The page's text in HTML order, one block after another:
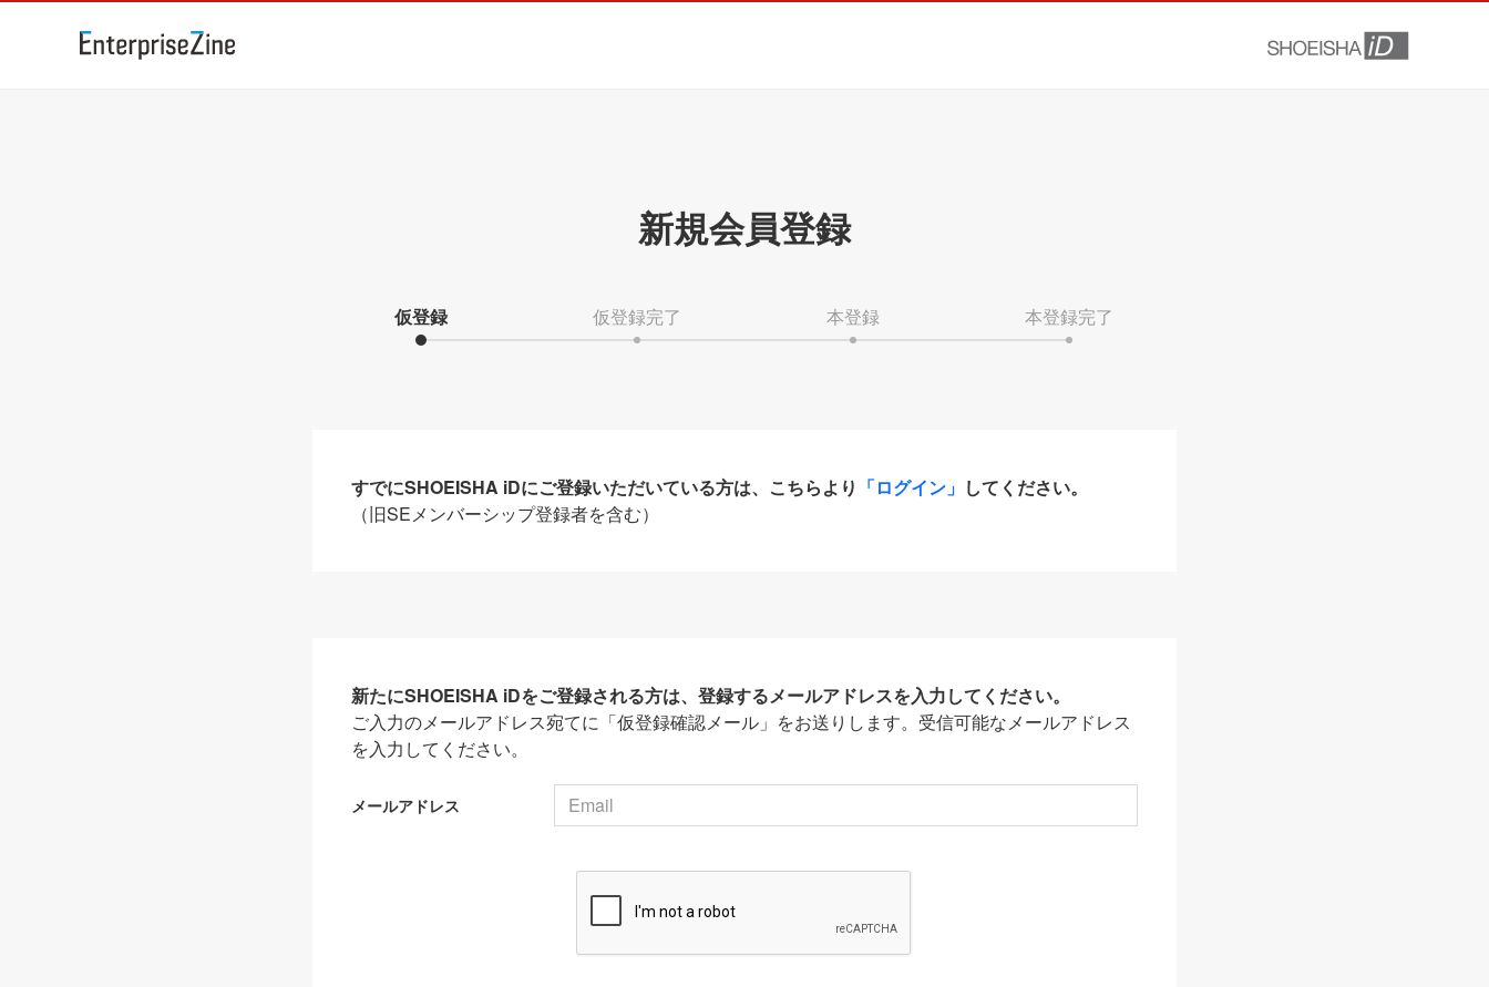
新規会員登録
仮登録 仮登録完了 本登録 本登録完了
すでにSHOEISHA iDにご登録いただいている方は、こちらより 「ログイン」 してください。
（旧SEメンバーシップ登録者を含む）
新たにSHOEISHA iDをご登録される方は、登録するメールアドレスを入力してください。
ご入力のメールアドレス宛てに「仮登録確認メール」をお送りします。受信可能なメールアドレス
を入力してください。
メールアドレス